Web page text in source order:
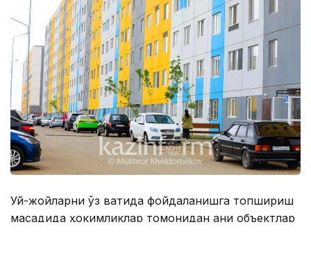
Уй-жойларни ўз вақтида фойдаланишга топшириш
мақсадида ҳокимликлар томонидан аниқ объектлар